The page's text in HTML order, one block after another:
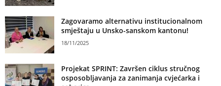
Zagovaramo alternativu institucionalnom
smještaju u Unsko-sanskom kantonu!
18/11/2025
Projekat SPRINT: Završen ciklus stručnog
osposobljavanja za zanimanja cvjećarka i